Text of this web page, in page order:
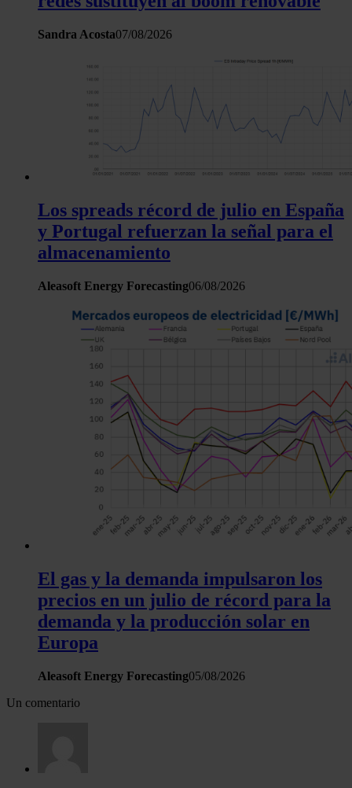
Sandra Acosta07/08/2026
Los spreads récord de julio en España
y Portugal refuerzan la señal para el
almacenamiento
Aleasoft Energy Forecasting06/08/2026
El gas y la demanda impulsaron los
precios en un julio de récord para la
demanda y la producción solar en
Europa
Aleasoft Energy Forecasting05/08/2026
Un comentario